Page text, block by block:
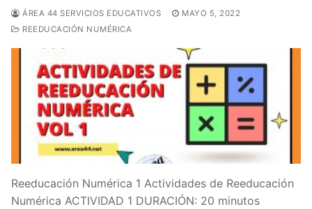
ÁREA 44 SERVICIOS EDUCATIVOS
MAYO 5, 2022
REEDUCACIÓN NUMÉRICA
Reeducación Numérica 1 Actividades de Reeducación
Numérica ACTIVIDAD 1 DURACIÓN: 20 minutos